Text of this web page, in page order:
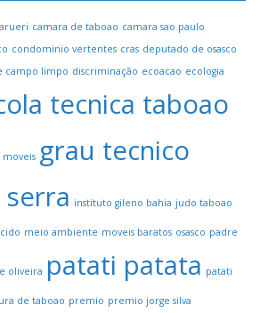
camara de taboao camara sao paulo
condominio vertentes cras deputado de osasco
campo limpo discriminação ecoacao ecologia
tecnica taboao
grau tecnico
instituto gileno bahia judo taboao
meio ambiente moveis baratos osasco padre
oliveira patati patata patati
de taboao premio premio jorge silva